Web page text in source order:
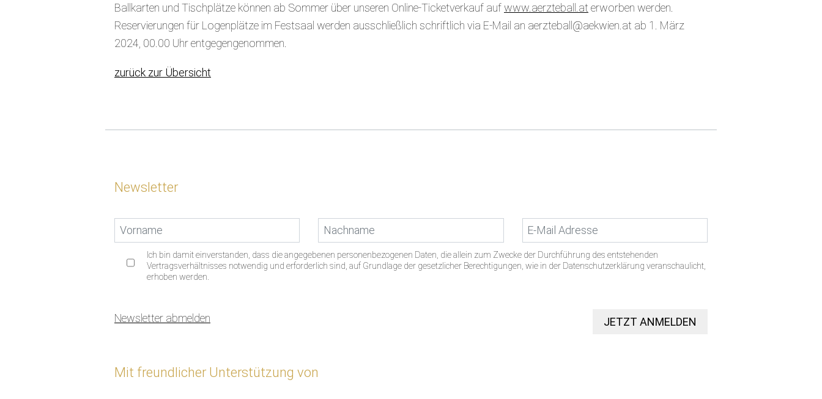
Ballkarten und Tischplätze können ab Sommer über unseren Online-Ticketverkauf aufwww.aerzteball.at erworben werden.
Reservierungen für Logenplätze im Festsaal werden ausschließlich schriftlich via E-Mail an aerzteball@aekwien.at ab 1. März
2024, 00.00 Uhr entgegengenommen.
zurück zur Übersicht
Newsletter
Ich bin damit einverstanden, dass die angegebenen personenbezogenen Daten, die allein zum Zwecke der Durchführung des entstehenden
Vertragsverhältnisses notwendig und erforderlich sind, auf Grundlage der gesetzlicher Berechtigungen, wie in der Datenschutzerklärung veranschaulicht,
erhoben werden.
Newsletter abmelden JETZT ANMELDEN
Mit freundlicher Unterstützung von